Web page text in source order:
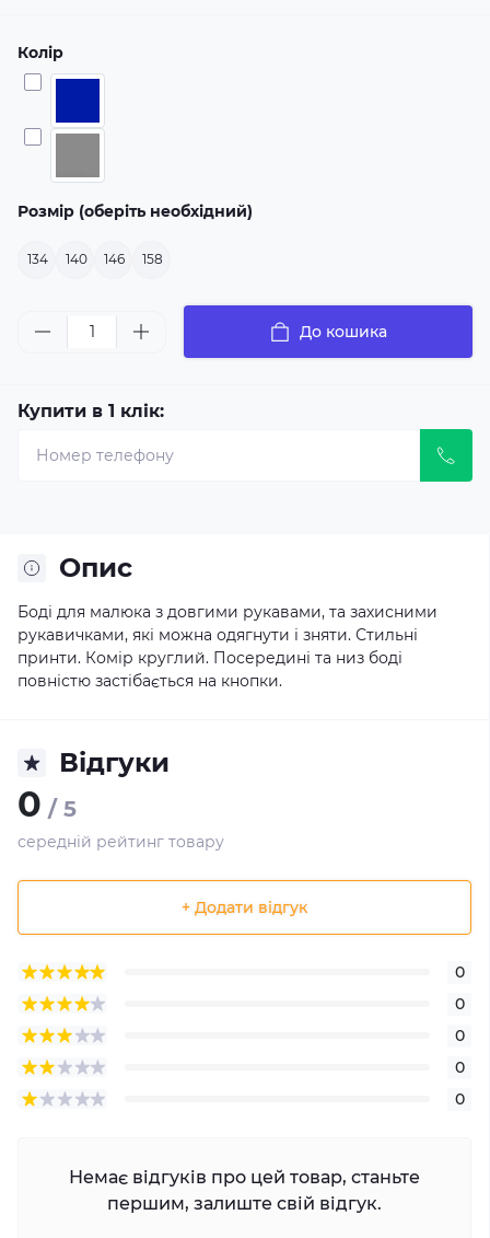
Колір
Розмір (оберіть необхідний)
134 140 146 158
До кошика
Купити в 1 клік:
Опис
Боді для малюка з довгими рукавами, та захисними
рукавичками, які можна одягнути і зняти. Стильні
принти. Комір круглий. Посередині та низ боді
повністю застібається на кнопки.
Відгуки
0 / 5
середній рейтинг товару
+ Додати відгук
0
0
0
0
0
Немає відгуків про цей товар, станьте
першим, залиште свій відгук.